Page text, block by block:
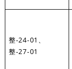
整-24-01、
整-27-01